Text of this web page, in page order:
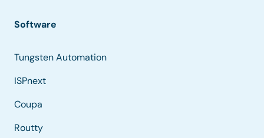
Software
Tungsten Automation
ISPnext
Coupa
Routty